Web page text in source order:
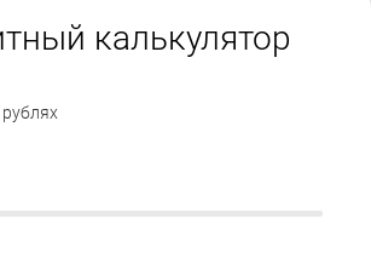
калькулятор